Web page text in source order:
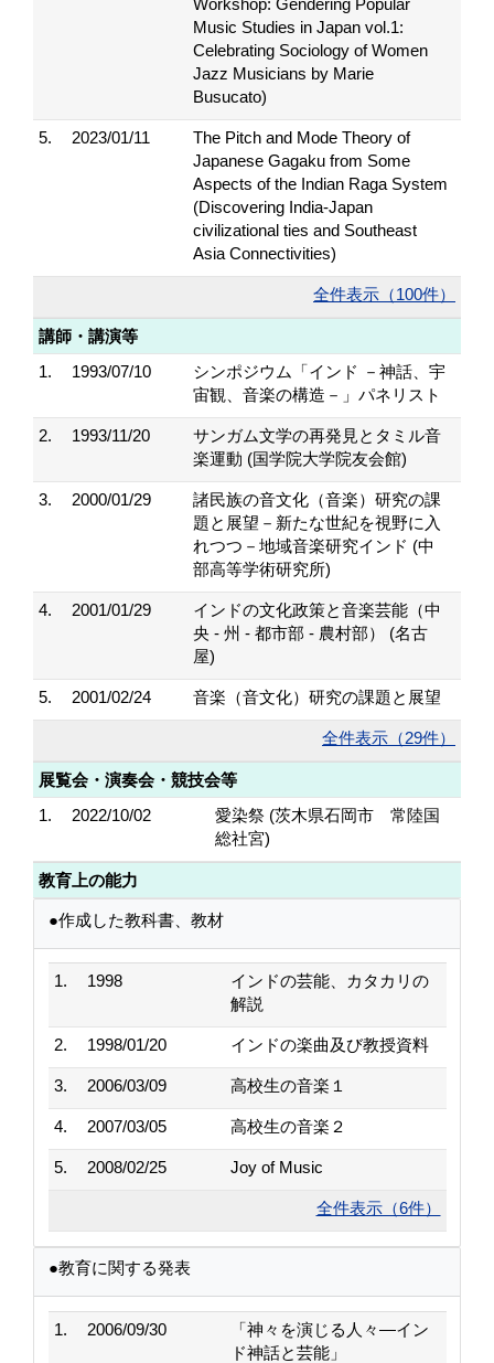
Workshop: Gendering Popular
Music Studies in Japan vol.1:
Celebrating Sociology of Women
Jazz Musicians by Marie
Busucato)
5. 2023/01/11
The Pitch and Mode Theory of
Japanese Gagaku from Some
Aspects of the Indian Raga System
(Discovering India-Japan
civilizational ties and Southeast
Asia Connectivities)
全件表示（100件）
講師・講演等
1.
1993/07/10
シンポジウム「インド －神話、宇
宙観、音楽の構造－」パネリスト
2. 1993/11/20
サンガム文学の再発見とタミル音
楽運動 (国学院大学院友会館)
3. 2000/01/29
諸民族の音文化（音楽）研究の課
題と展望－新たな世紀を視野に入
れつつ－地域音楽研究インド (中
部高等学術研究所)
4. 2001/01/29
インドの文化政策と音楽芸能（中
央 - 州 - 都市部 - 農村部） (名古
屋)
5. 2001/02/24 音楽（音文化）研究の課題と展望
全件表示（29件）
展覧会・演奏会・競技会等
1.
2022/10/02
愛染祭 (茨木県石岡市 常陸国
総社宮)
教育上の能力
●作成した教科書、教材
1. 1998
インドの芸能、カタカリの
解説
2. 1998/01/20 インドの楽曲及び教授資料
3. 2006/03/09 高校生の音楽１
4. 2007/03/05 高校生の音楽２
5. 2008/02/25 Joy of Music
全件表示（6件）
●教育に関する発表
1. 2006/09/30
「神々を演じる人々―イン
ド神話と芸能」